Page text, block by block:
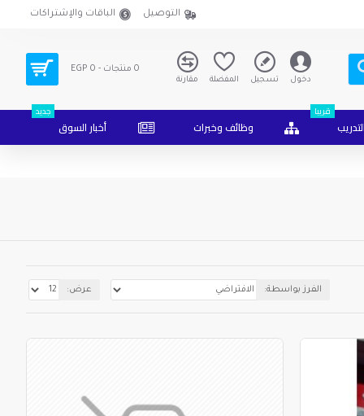
التوصيل الباقات والإشتراكات
دخول تسجيل المفضلة مقارنة
0 منتجات - EGP 0
قريبا
وظائف وخبرات أخبار السوق
جديد
الفرز بواسطة: عرض: